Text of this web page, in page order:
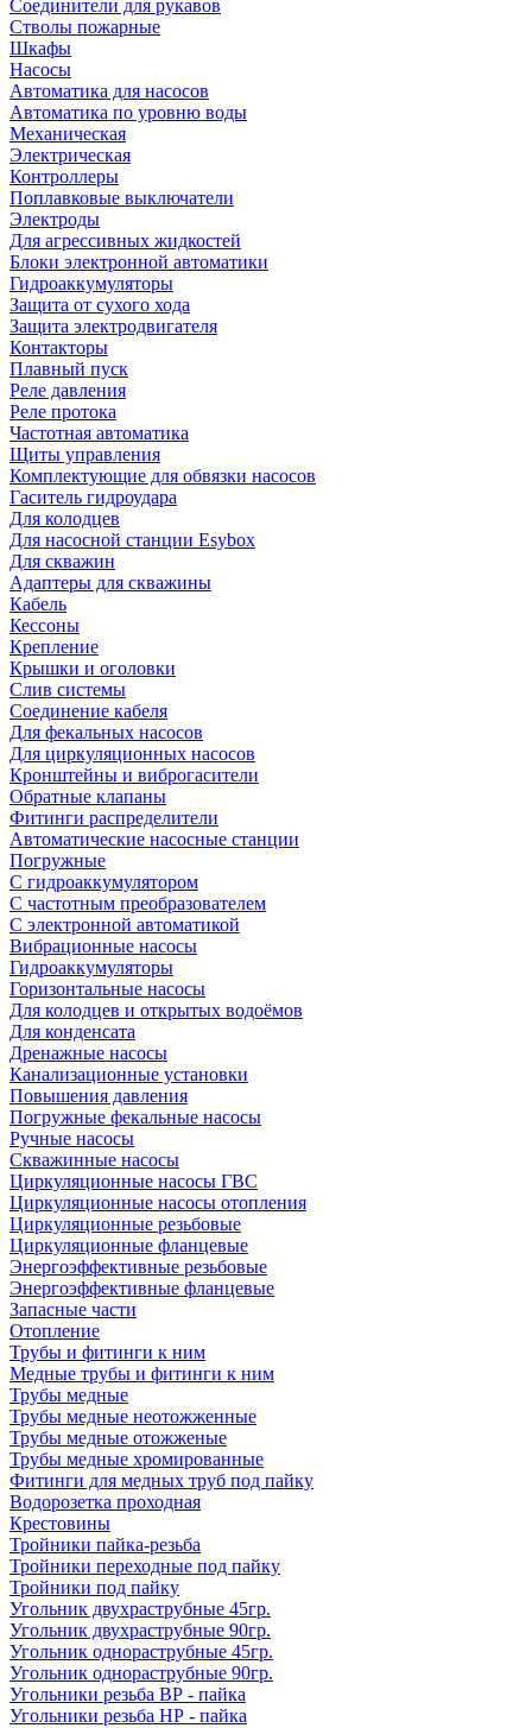
Соединители для рукавов
Стволы пожарные
Шкафы
Насосы
Автоматика для насосов
Автоматика по уровню воды
Механическая
Электрическая
Контроллеры
Поплавковые выключатели
Электроды
Для агрессивных жидкостей
Блоки электронной автоматики
Гидроаккумуляторы
Защита от сухого хода
Защита электродвигателя
Контакторы
Плавный пуск
Реле давления
Реле протока
Частотная автоматика
Щиты управления
Комплектующие для обвязки насосов
Гаситель гидроудара
Для колодцев
Для насосной станции Esybox
Для скважин
Адаптеры для скважины
Кабель
Кессоны
Крепление
Крышки и оголовки
Слив системы
Соединение кабеля
Для фекальных насосов
Для циркуляционных насосов
Кронштейны и виброгасители
Обратные клапаны
Фитинги распределители
Автоматические насосные станции
Погружные
С гидроаккумулятором
С частотным преобразователем
С электронной автоматикой
Вибрационные насосы
Гидроаккумуляторы
Горизонтальные насосы
Для колодцев и открытых водоёмов
Для конденсата
Дренажные насосы
Канализационные установки
Повышения давления
Погружные фекальные насосы
Ручные насосы
Скважинные насосы
Циркуляционные насосы ГВС
Циркуляционные насосы отопления
Циркуляционные резьбовые
Циркуляционные фланцевые
Энергоэффективные резьбовые
Энергоэффективные фланцевые
Запасные части
Отопление
Трубы и фитинги к ним
Медные трубы и фитинги к ним
Трубы медные
Трубы медные неотожженные
Трубы медные отожженые
Трубы медные хромированные
Фитинги для медных труб под пайку
Водорозетка проходная
Крестовины
Тройники пайка-резьба
Тройники переходные под пайку
Тройники под пайку
Угольник двухраструбные 45гр.
Угольник двухраструбные 90гр.
Угольник однораструбные 45гр.
Угольник однораструбные 90гр.
Угольники резьба ВР - пайка
Угольники резьба НР - пайка